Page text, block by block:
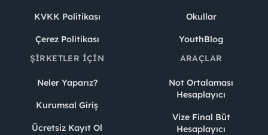
KVKK Politikası
Çerez Politikası
Okullar
YouthBlog
ŞIRKETLER İÇIN
Neler Yaparız?
Kurumsal Giriş
Ücretsiz Kayıt Ol
ARAÇLAR
Not Ortalaması
Hesaplayıcı
Vize Final Büt
Hesaplayıcı